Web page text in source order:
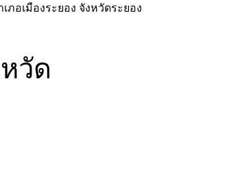
อเมืองระยอง จังหวัดระยอง
วัด